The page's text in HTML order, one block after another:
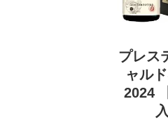
プレス
ャル
2024